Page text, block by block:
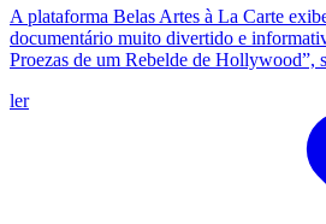
A plataforma Belas Artes à La Carte
documentário muito divertido e
Proezas de um Rebelde de Hollywood”,
ler